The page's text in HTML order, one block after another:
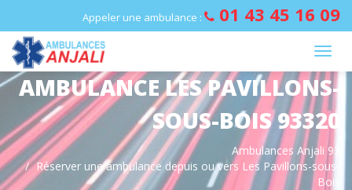
Appeler une ambulance : 01 43 45 16 09
AMBULANCE LES PAVILLONS-
SOUS-BOIS 93320
Ambulances Anjali 93
Réserver une ambulance depuis ou vers Les Pavillons-sous-
Bois